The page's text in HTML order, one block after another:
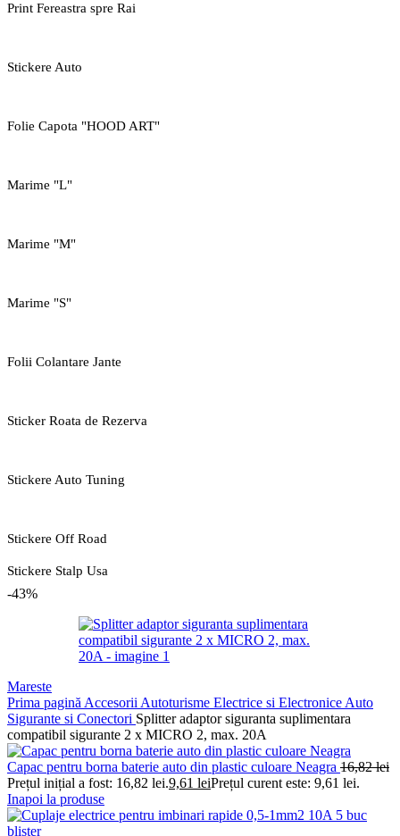
Print Fereastra spre Rai
Stickere Auto
Folie Capota "HOOD ART"
Marime "L"
Marime "M"
Marime "S"
Folii Colantare Jante
Sticker Roata de Rezerva
Stickere Auto Tuning
Stickere Off Road
Stickere Stalp Usa
-43%
Mareste
Prima pagină Accesorii Autoturisme Electrice si Electronice Auto
Sigurante si Conectori Splitter adaptor siguranta suplimentara
compatibil sigurante 2 x MICRO 2, max. 20A
Capac pentru borna baterie auto din plastic culoare Neagra 16,82lei
Prețul inițial a fost: 16,82 lei.9,61 leiPrețul curent este: 9,61 lei.
Inapoi la produse